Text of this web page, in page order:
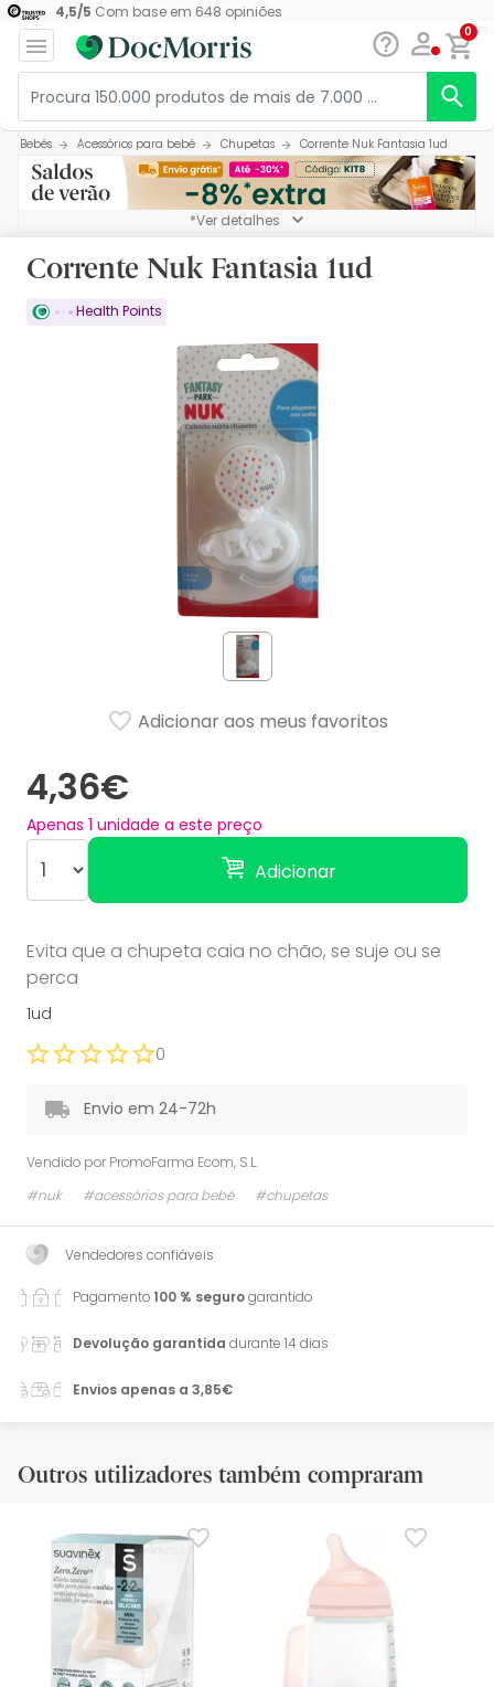
4,5/5 Com base em 648 opiniões
0
Bebés Acessórios para bebé Chupetas Corrente Nuk Fantasia 1ud
*Ver detalhes
Corrente Nuk Fantasia 1ud
Health Points
4,36€
Apenas 1 unidade a este preço
Adicionar
Adicionar aos meus favoritos
Evita que a chupeta caia no chão, se suje ou se
perca
1ud
0
Envio em 24-72h
Vendido por PromoFarma Ecom, S.L.
#nuk
#acessórios para bebé #chupetas
Vendedores confiáveis
Pagamento100 % segurogarantido
Devolução garantida durante 14 dias
Envios apenas a 3,85€
Outros utilizadores também compraram